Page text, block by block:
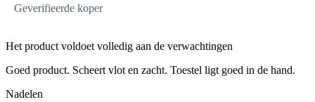
Geverifieerde koper
Het product voldoet volledig aan de verwachtingen
Goed product. Scheert vlot en zacht. Toestel ligt goed in de hand.
Nadelen